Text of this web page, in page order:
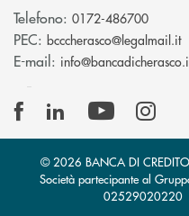
Telefono: 0172-486700
PEC: bcccherasco@legalmail.it
E-mail:
© 2026 BANCA DI
Società partecipante al
02529020220